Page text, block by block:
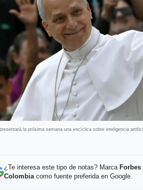
la próxima semana una encíclica sobre inteligencia
¿Te interesa este tipo de notas? Marca Forbes
Colombiacomo fuente preferida en Google.